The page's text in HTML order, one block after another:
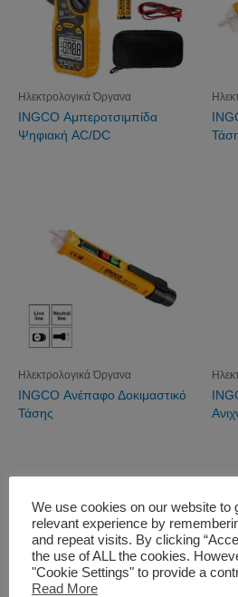
Ηλεκτρολογικά Όργανα
INGCO Αμπεροτσιμπίδα
Ψηφιακή AC/DC
Ηλεκτρολογικά Όργανα
INGCO Ανέπαφο Δοκιμαστικό
Τάσης
We use cookies on our website to
relevant experience by
and repeat visits. By clicking
the use of ALL the cookies.
"Cookie Settings" to provide a
Read More